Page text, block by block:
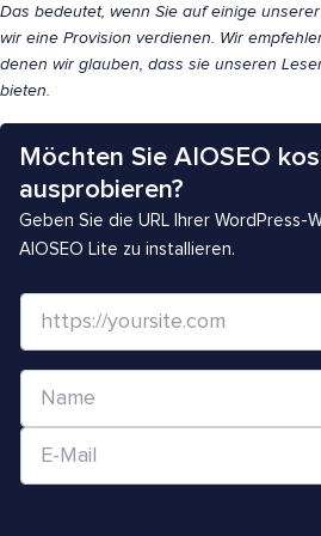
Das bedeutet, wenn Sie auf einige
wir eine Provision verdienen. Wir
denen wir glauben, dass sie unseren
bieten.
Möchten Sie AIOSEO
ausprobieren?
Geben Sie die URL Ihrer WordPress-
AIOSEO Lite zu installieren.
e
b
i
a
e
-